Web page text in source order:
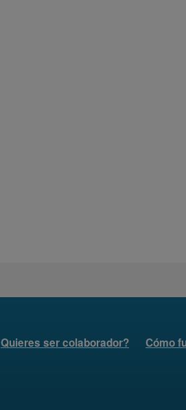
Quieres ser colaborador? Cómo